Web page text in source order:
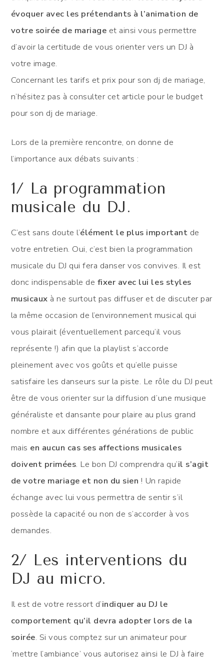
évoquer avec les prétendants à l’animation de
votre soirée de mariage et ainsi vous permettre
d’avoir la certitude de vous orienter vers un DJ à
votre image.
Concernant les tarifs et prix pour son dj de mariage,
n’hésitez pas à consulter cet article pour le budget
pour son dj de mariage.
Lors de la première rencontre, on donne de
l’importance aux débats suivants :
1/ La programmation
musicale du DJ.
C’est sans doute l’élément le plus important de
votre entretien. Oui, c’est bien la programmation
musicale du DJ qui fera danser vos convives. Il est
donc indispensable de fixer avec lui les styles
musicaux à ne surtout pas diffuser et de discuter par
la même occasion de l’environnement musical qui
vous plairait (éventuellement parcequ’il vous
représente !) afin que la playlist s’accorde
pleinement avec vos goûts et qu’elle puisse
satisfaire les danseurs sur la piste. Le rôle du DJ peut
être de vous orienter sur la diffusion d’une musique
généraliste et dansante pour plaire au plus grand
nombre et aux différentes générations de public
mais en aucun cas ses affections musicales
doivent primées. Le bon DJ comprendra qu’il s’agit
de votre mariage et non du sien ! Un rapide
échange avec lui vous permettra de sentir s’il
possède la capacité ou non de s’accorder à vos
demandes.
2/ Les interventions du
DJ au micro.
Il est de votre ressort d’indiquer au DJ le
comportement qu’il devra adopter lors de la
soirée. Si vous comptez sur un animateur pour
‘mettre l’ambiance’ vous autorisez ainsi le DJ à faire